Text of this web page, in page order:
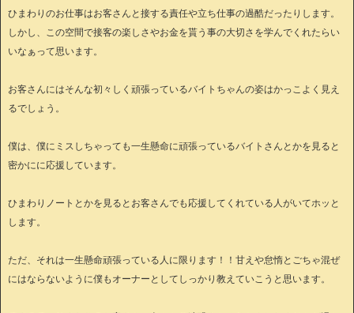
ひまわりのお仕事はお客さんと接する責任や立ち仕事の過酷だったりします。
しかし、この空間で接客の楽しさやお金を貰う事の大切さを学んでくれたらい
いなぁって思います。
お客さんにはそんな初々しく頑張っているバイトちゃんの姿はかっこよく見え
るでしょう。
僕は、僕にミスしちゃっても一生懸命に頑張っているバイトさんとかを見ると
密かにに応援しています。
ひまわりノートとかを見るとお客さんでも応援してくれている人がいてホッと
します。
ただ、それは一生懸命頑張っている人に限ります！！甘えや怠惰とごちゃ混ぜ
にはならないように僕もオーナーとしてしっかり教えていこうと思います。